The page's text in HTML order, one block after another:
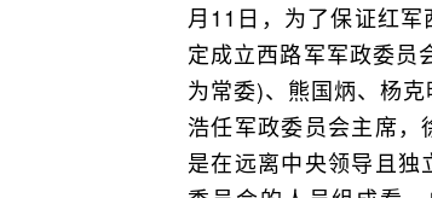
月11日，为了保证红
定成立西路军军政委员
为常委)、熊国炳、杨
浩任军政委员会主席
是在远离中央领导且